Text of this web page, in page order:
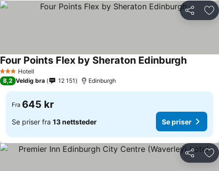
Del
3 StjernerHotell
Four Points Flex by Sheraton Edinburgh
8,2 Veldig bra 12 151 Edinburgh
Fra 645 kr
Se priser fra 13 nettsteder Se priser
Del